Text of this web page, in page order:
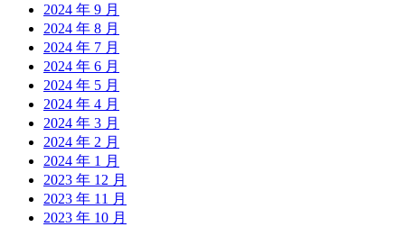
2024 年 9 月
2024 年 8 月
2024 年 7 月
2024 年 6 月
2024 年 5 月
2024 年 4 月
2024 年 3 月
2024 年 2 月
2024 年 1 月
2023 年 12 月
2023 年 11 月
2023 年 10 月